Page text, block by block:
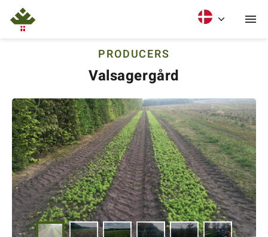
PRODUCERS
Valsagergård